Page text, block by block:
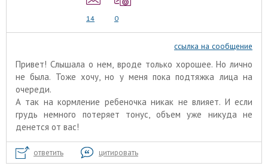
14 0
ссылка на сообщение
Привет! Слышала о нем, вроде только хорошее. Но лично
не была. Тоже хочу, но у меня пока подтяжка лица на
очереди.
А так на кормление ребеночка никак не влияет. И если
грудь немного потеряет тонус, объем уже никуда не
денется от вас!
ответить цитировать